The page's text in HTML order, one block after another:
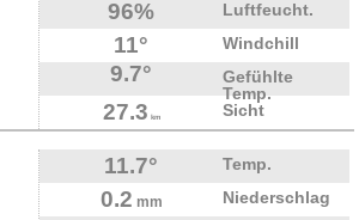
96% Luftfeucht.
11° Windchill
9.7°
Gefühlte
Temp.
27.3 km Sicht
11.7° Temp.
0.2 mm
Niederschlag